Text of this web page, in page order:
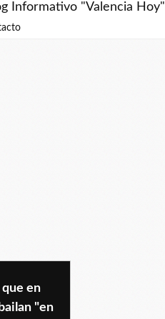
Informativo "Valencia Hoy"
en
"en